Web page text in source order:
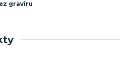
gravíru